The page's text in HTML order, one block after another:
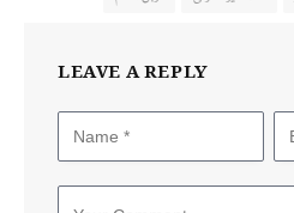
LEAVE A REPLY